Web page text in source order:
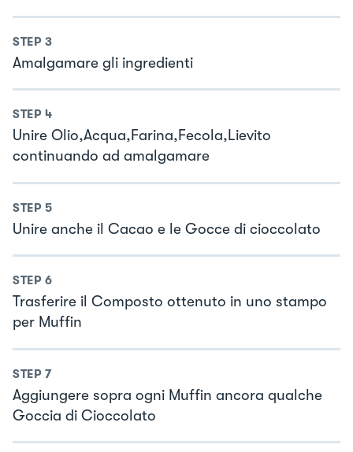
STEP 3
Amalgamare gli ingredienti
STEP 4
Unire Olio,Acqua,Farina,Fecola,Lievito
continuando ad amalgamare
STEP 5
Unire anche il Cacao e le Gocce di cioccolato
STEP 6
Trasferire il Composto ottenuto in uno stampo
per Muffin
STEP 7
Aggiungere sopra ogni Muffin ancora qualche
Goccia di Cioccolato